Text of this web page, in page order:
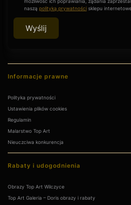
naszą polityką prywatności sklepu
Wyślij
Linki w stopce
Informacje prawne
Polityka prywatności
Ustawienia plików cookies
Regulamin
Malarstwo Top Art
Nieuczciwa konkurencja
Rabaty i udogodnienia
Obrazy Top Art Wilczyce
Top Art Galeria – Doris obrazy i rabaty